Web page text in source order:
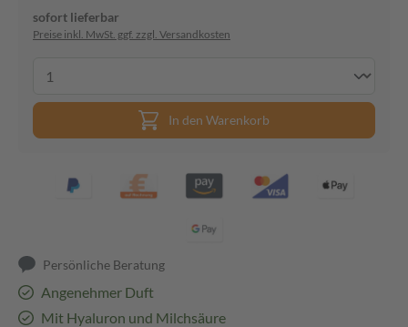
sofort lieferbar
Preise inkl. MwSt. ggf. zzgl. Versandkosten
In den Warenkorb
Persönliche Beratung
Angenehmer Duft
Mit Hyaluron und Milchsäure